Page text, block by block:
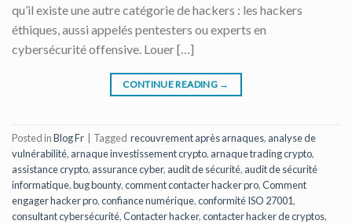
qu’il existe une autre catégorie de hackers : les hackers
éthiques, aussi appelés pentesters ou experts en
cybersécurité offensive. Louer […]
CONTINUE READING →
Posted inBlog Fr Tagged recouvrement après arnaques, analyse de
vulnérabilité, arnaque investissement crypto, arnaque trading crypto,
assistance crypto, assurance cyber, audit de sécurité, audit de sécurité
informatique,bug bounty,comment contacter hacker pro,Comment
engager hacker pro,confiance numérique,conformité ISO 27001,
consultant cybersécurité,Contacter hacker,contacter hacker de cryptos,